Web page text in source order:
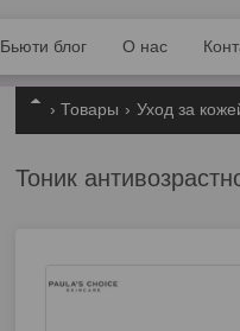
Бьюти блог О нас
Товары Уход за
Тоник